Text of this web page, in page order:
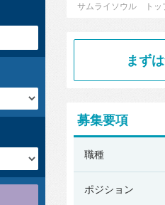
サムライソウル トッ
まず
募集要項
職種
ポジション